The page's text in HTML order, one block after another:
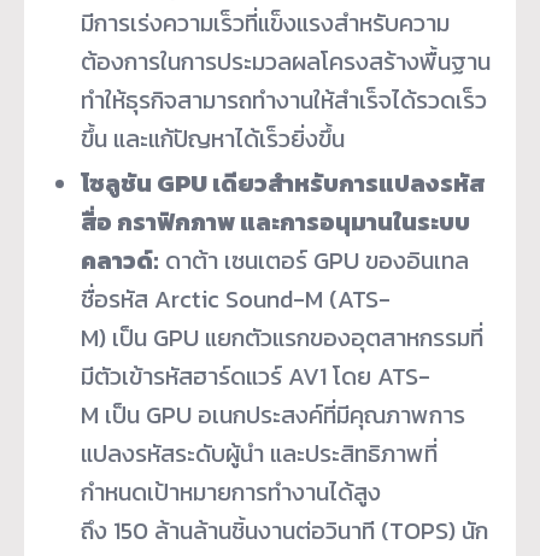
มีการเร่งความเร็วที่แข็งแรงสำหรับความ
ต้องการในการประมวลผลโครงสร้างพื้นฐาน
ทำให้ธุรกิจสามารถทำงานให้สำเร็จได้รวดเร็ว
ขึ้น และแก้ปัญหาได้เร็วยิ่งขึ้น
โซลูชัน GPU เดียวสำหรับการแปลงรหัส
สื่อ กราฟิกภาพ และการอนุมานในระบบ
คลาวด์: ดาต้า เซนเตอร์ GPU ของอินเทล
ชื่อรหัส Arctic Sound-M (ATS-
M) เป็น GPU แยกตัวแรกของอุตสาหกรรมที่
มีตัวเข้ารหัสฮาร์ดแวร์ AV1 โดย ATS-
M เป็น GPU อเนกประสงค์ที่มีคุณภาพการ
แปลงรหัสระดับผู้นำ และประสิทธิภาพที่
กำหนดเป้าหมายการทำงานได้สูง
ถึง 150 ล้านล้านชิ้นงานต่อวินาที (TOPS) นัก